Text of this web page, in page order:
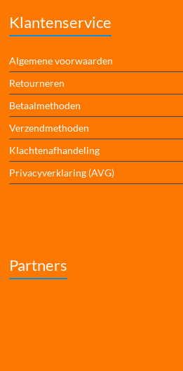
Klantenservice
Algemene voorwaarden
Retourneren
Betaalmethoden
Verzendmethoden
Klachtenafhandeling
Privacyverklaring (AVG)
Partners